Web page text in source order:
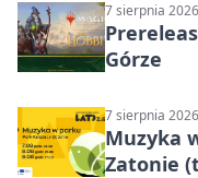
7 sierpnia
Górze
7 sierpnia
Muzyka
Zatonie